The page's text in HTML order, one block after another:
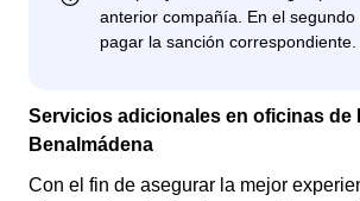
Servicios adicionales en oficinas de
Benalmádena
Con el fin de asegurar la mejor